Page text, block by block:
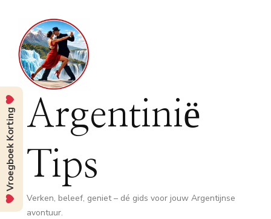
Argentinië
Tips
Verken, beleef, geniet – dé gids voor jouw Argentijnse
avontuur.
Vroegboek Korting